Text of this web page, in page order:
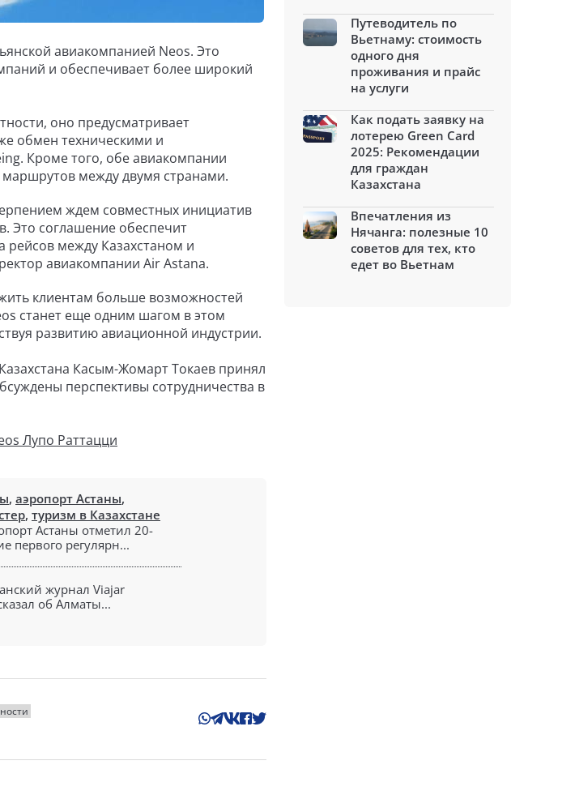
авиакомпанией Neos. Это
и обеспечивает более широкий
оно предусматривает
обмен техническими и
Кроме того, обе авиакомпании
между двумя странами.
ждем совместных инициатив
Это соглашение обеспечит
между Казахстаном и
авиакомпании Air Astana.
клиентам больше возможностей
станет еще одним шагом в этом
развитию авиационной индустрии.
Касым-Жомарт Токаев принял
перспективы сотрудничества в
Лупо Раттацци
, аэропорт Астаны,
, туризм в Казахстане
Астаны отметил 20-
первого регулярн...
журнал Viajar
об Алматы...
Путеводитель по
Вьетнаму: стоимость
одного дня
проживания и прайс
на услуги
Как подать заявку на
лотерею Green Card
2025: Рекомендации
для граждан
Казахстана
Впечатления из
Нячанга: полезные 10
советов для тех, кто
едет во Вьетнам